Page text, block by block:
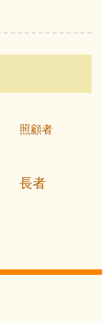
照顧者
長者